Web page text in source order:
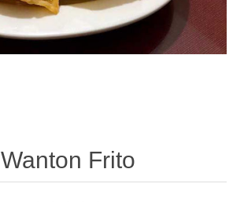
Wanton Frito